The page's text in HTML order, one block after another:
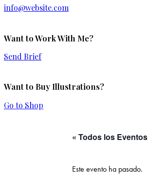
info@website.com
Want to Work With Me?
Send Brief
Want to Buy Illustrations?
Go to Shop
« Todos los Eventos
Este evento ha pasado.